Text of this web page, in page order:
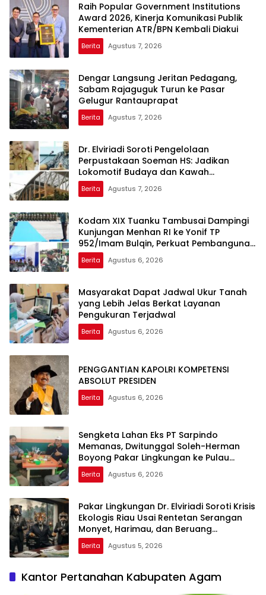
Raih Popular Government Institutions
Award 2026, Kinerja Komunikasi Publik
Kementerian ATR/BPN Kembali Diakui
Berita Agustus 7, 2026
Dengar Langsung Jeritan Pedagang,
Sabam Rajaguguk Turun ke Pasar
Gelugur Rantauprapat
Berita Agustus 7, 2026
Dr. Elviriadi Soroti Pengelolaan
Perpustakaan Soeman HS: Jadikan
Lokomotif Budaya dan Kawah
Candradimuka Intelektual
Berita Agustus 7, 2026
Kodam XIX Tuanku Tambusai Dampingi
Kunjungan Menhan RI ke Yonif TP
952/Imam Bulqin, Perkuat Pembangunan
Satuan
Berita Agustus 6, 2026
Masyarakat Dapat Jadwal Ukur Tanah
yang Lebih Jelas Berkat Layanan
Pengukuran Terjadwal
Berita Agustus 6, 2026
PENGGANTIAN KAPOLRI KOMPETENSI
ABSOLUT PRESIDEN
Berita Agustus 6, 2026
Sengketa Lahan Eks PT Sarpindo
Memanas, Dwitunggal Soleh-Herman
Boyong Pakar Lingkungan ke Pulau
Rupat
Berita Agustus 6, 2026
Pakar Lingkungan Dr. Elviriadi Soroti Krisis
Ekologis Riau Usai Rentetan Serangan
Monyet, Harimau, dan Beruang
Terhadap Warga
Berita Agustus 5, 2026
Kantor Pertanahan Kabupaten Agam